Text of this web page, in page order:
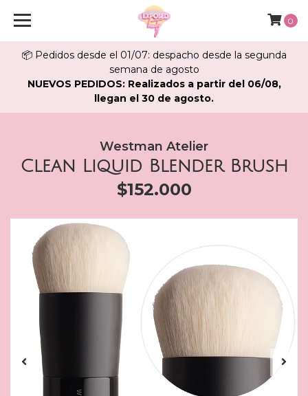
📦 Pedidos desde el 01/07: despacho desde la segunda
semana de agosto
NUEVOS PEDIDOS: Realizados a partir del 06/08,
llegan el 30 de agosto.
0
Westman Atelier
Clean Liquid Blender Brush
$152.000